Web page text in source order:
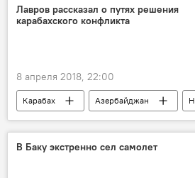
Лавров рассказал о путях решения
карабахского конфликта
8 апреля 2018, 22:00
Карабах Азербайджан
Россия
Армения
Сергей
МИД РФ
В Баку экстренно сел самолет